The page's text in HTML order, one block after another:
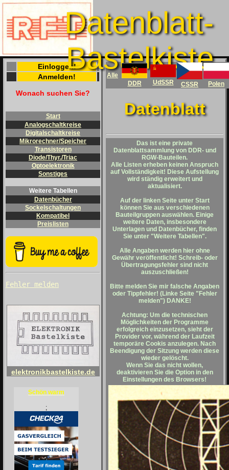
Datenblatt-
Bastelkiste
Einloggen!
Anmelden!
Wonach suchen Sie?
Start
Analogschaltkreise
Digitalschaltkreise
Mikrorechner/Speicher
Transistoren
Diode/Thyr./Triac
Optoelektronik
Sonstiges
Weitere Tabellen
Datenbücher
Sockelschaltungen
Kompatibel
Preislisten
Fehler melden
elektronikbastelkiste.de
Schön warm
;
Alle
DDR
UdSSR CSSR Polen
Datenblatt
Das ist eine private
Datenblattsammlung von DDR- und
RGW-Bauteilen.
Alle Listen erheben keinen Anspruch
auf Vollständigkeit! Diese Aufstellung
wird ständig erweitert und
aktualisiert.
Auf der linken Seite unter Start
können Sie aus verschiedenen
Bauteilgruppen auswählen. Einige
weitere Daten, insbesondere
Unterlagen und Datenbücher, finden
Sie unter "Weitere Tabellen".
Alle Angaben werden hier ohne
Gewähr veröffentlicht! Schreib- oder
Übertragungsfehler sind nicht
auszuschließen!
Bitte melden Sie mir falsche Angaben
oder Tippfehler! (Linke Seite "Fehler
melden") DANKE!
Achtung: Um die technischen
Möglichkeiten der Programme
erfolgreich einzusetzen, sieht der
Provider vor, während der Laufzeit
temporäre Cookis anzulegen. Nach
Beendigung der Sitzung werden diese
wieder gelöscht.
Wenn Sie das nicht wollen,
deaktivieren Sie die Option in den
Einstellungen des Browsers!